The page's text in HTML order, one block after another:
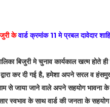
केवार्ड क्रमांक 11 मे प्रबल दावेदार
बिजुरी मे चुनाव कार्यकाल खत्म होते
द्वारा कर दी गई है, हमेशा अपने सरल व
से जाया जाने वाले अपने सहयोग भावना के
स्वभाव के साथ वार्ड की जनता के